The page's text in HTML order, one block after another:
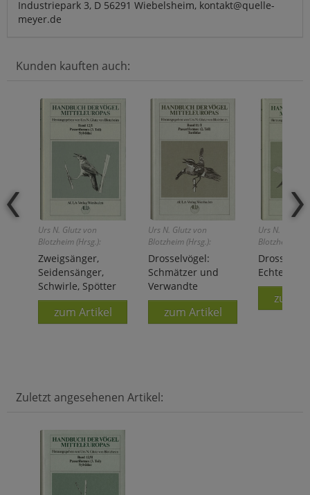
Industriepark 3, D 56291 Wiebelsheim, kontakt@quelle-
meyer.de
Kunden kauften auch:
Urs N. Glutz von
Blotzheim (Hrsg.):
Zweigsänger,
Seidensänger,
Schwirle, Spötter
zum Artikel
Urs N. Glutz von
Blotzheim (Hrsg.):
Drosselvögel:
Schmätzer und
Verwandte
zum Artikel
Urs N. Glutz
Blotzheim
Echte
zum
Zuletzt angesehenen Artikel: